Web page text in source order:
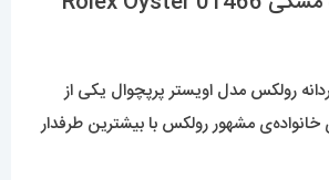
مشهور رولکس با بیشترین طرفدار
اتوماتیک ساخت ژاپن می‌باشد.